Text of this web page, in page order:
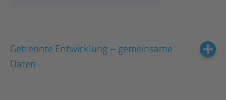
Getrennte Entwicklung – gemeinsame
Daten